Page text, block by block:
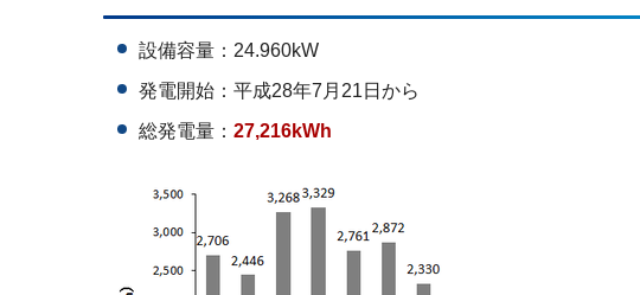
設備容量：24.960kW
発電開始：平成28年7月21日から
総発電量： 27,216kWh